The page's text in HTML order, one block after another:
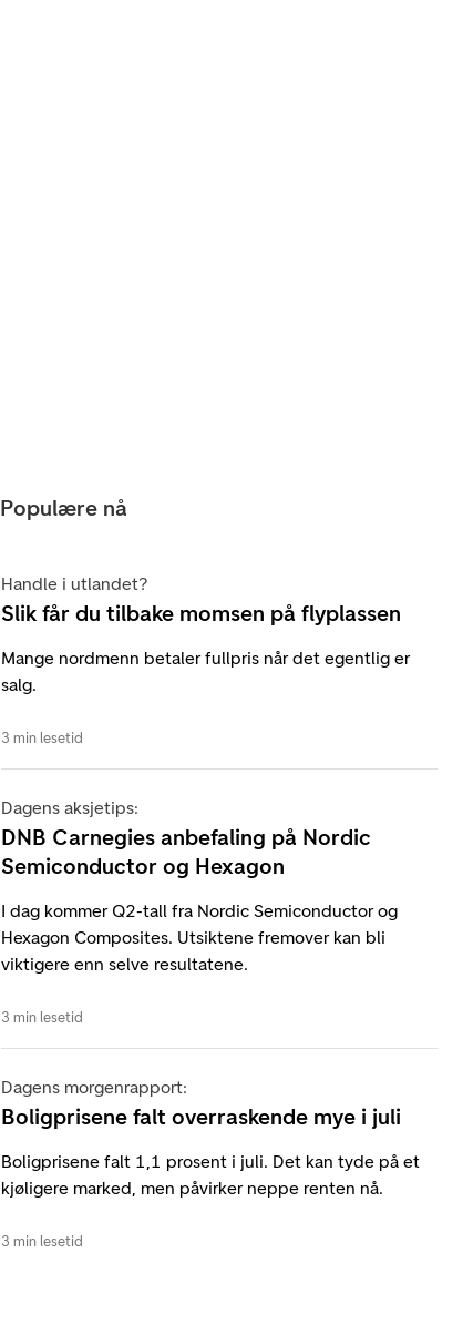
Populære nå
Handle i utlandet?
Slik får du tilbake momsen på flyplassen
Mange nordmenn betaler fullpris når det egentlig er
salg.
3 min lesetid
Dagens aksjetips:
DNB Carnegies anbefaling på Nordic
Semiconductor og Hexagon
I dag kommer Q2-tall fra Nordic Semiconductor og
Hexagon Composites. Utsiktene fremover kan bli
viktigere enn selve resultatene.
3 min lesetid
Dagens morgenrapport:
Boligprisene falt overraskende mye i juli
Boligprisene falt 1,1 prosent i juli. Det kan tyde på et
kjøligere marked, men påvirker neppe renten nå.
3 min lesetid